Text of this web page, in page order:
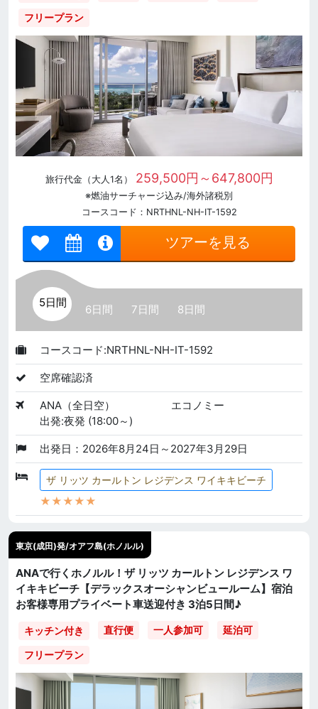
フリープラン
旅行代金（大人1名） 259,500円～647,800円
※燃油サーチャージ込み/海外諸税別
コースコード：NRTHNL-NH-IT-1592
ツアーを見る
5日間
6日間 7日間 8日間
コースコード:NRTHNL-NH-IT-1592
空席確認済
ANA（全日空）
エコノミー
出発:夜発 (18:00～)
出発日：2026年8月24日～2027年3月29日
ザ リッツ カールトン レジデンス ワイキキビーチ
★★★★★
東京(成田)発/オアフ島(ホノルル)
ANAで行くホノルル！ザ リッツ カールトン レジデンス ワ
イキキビーチ【デラックスオーシャンビュールーム】宿泊
お客様専用プライベート車送迎付き 3泊5日間♪
キッチン付き 直行便 一人参加可 延泊可
フリープラン